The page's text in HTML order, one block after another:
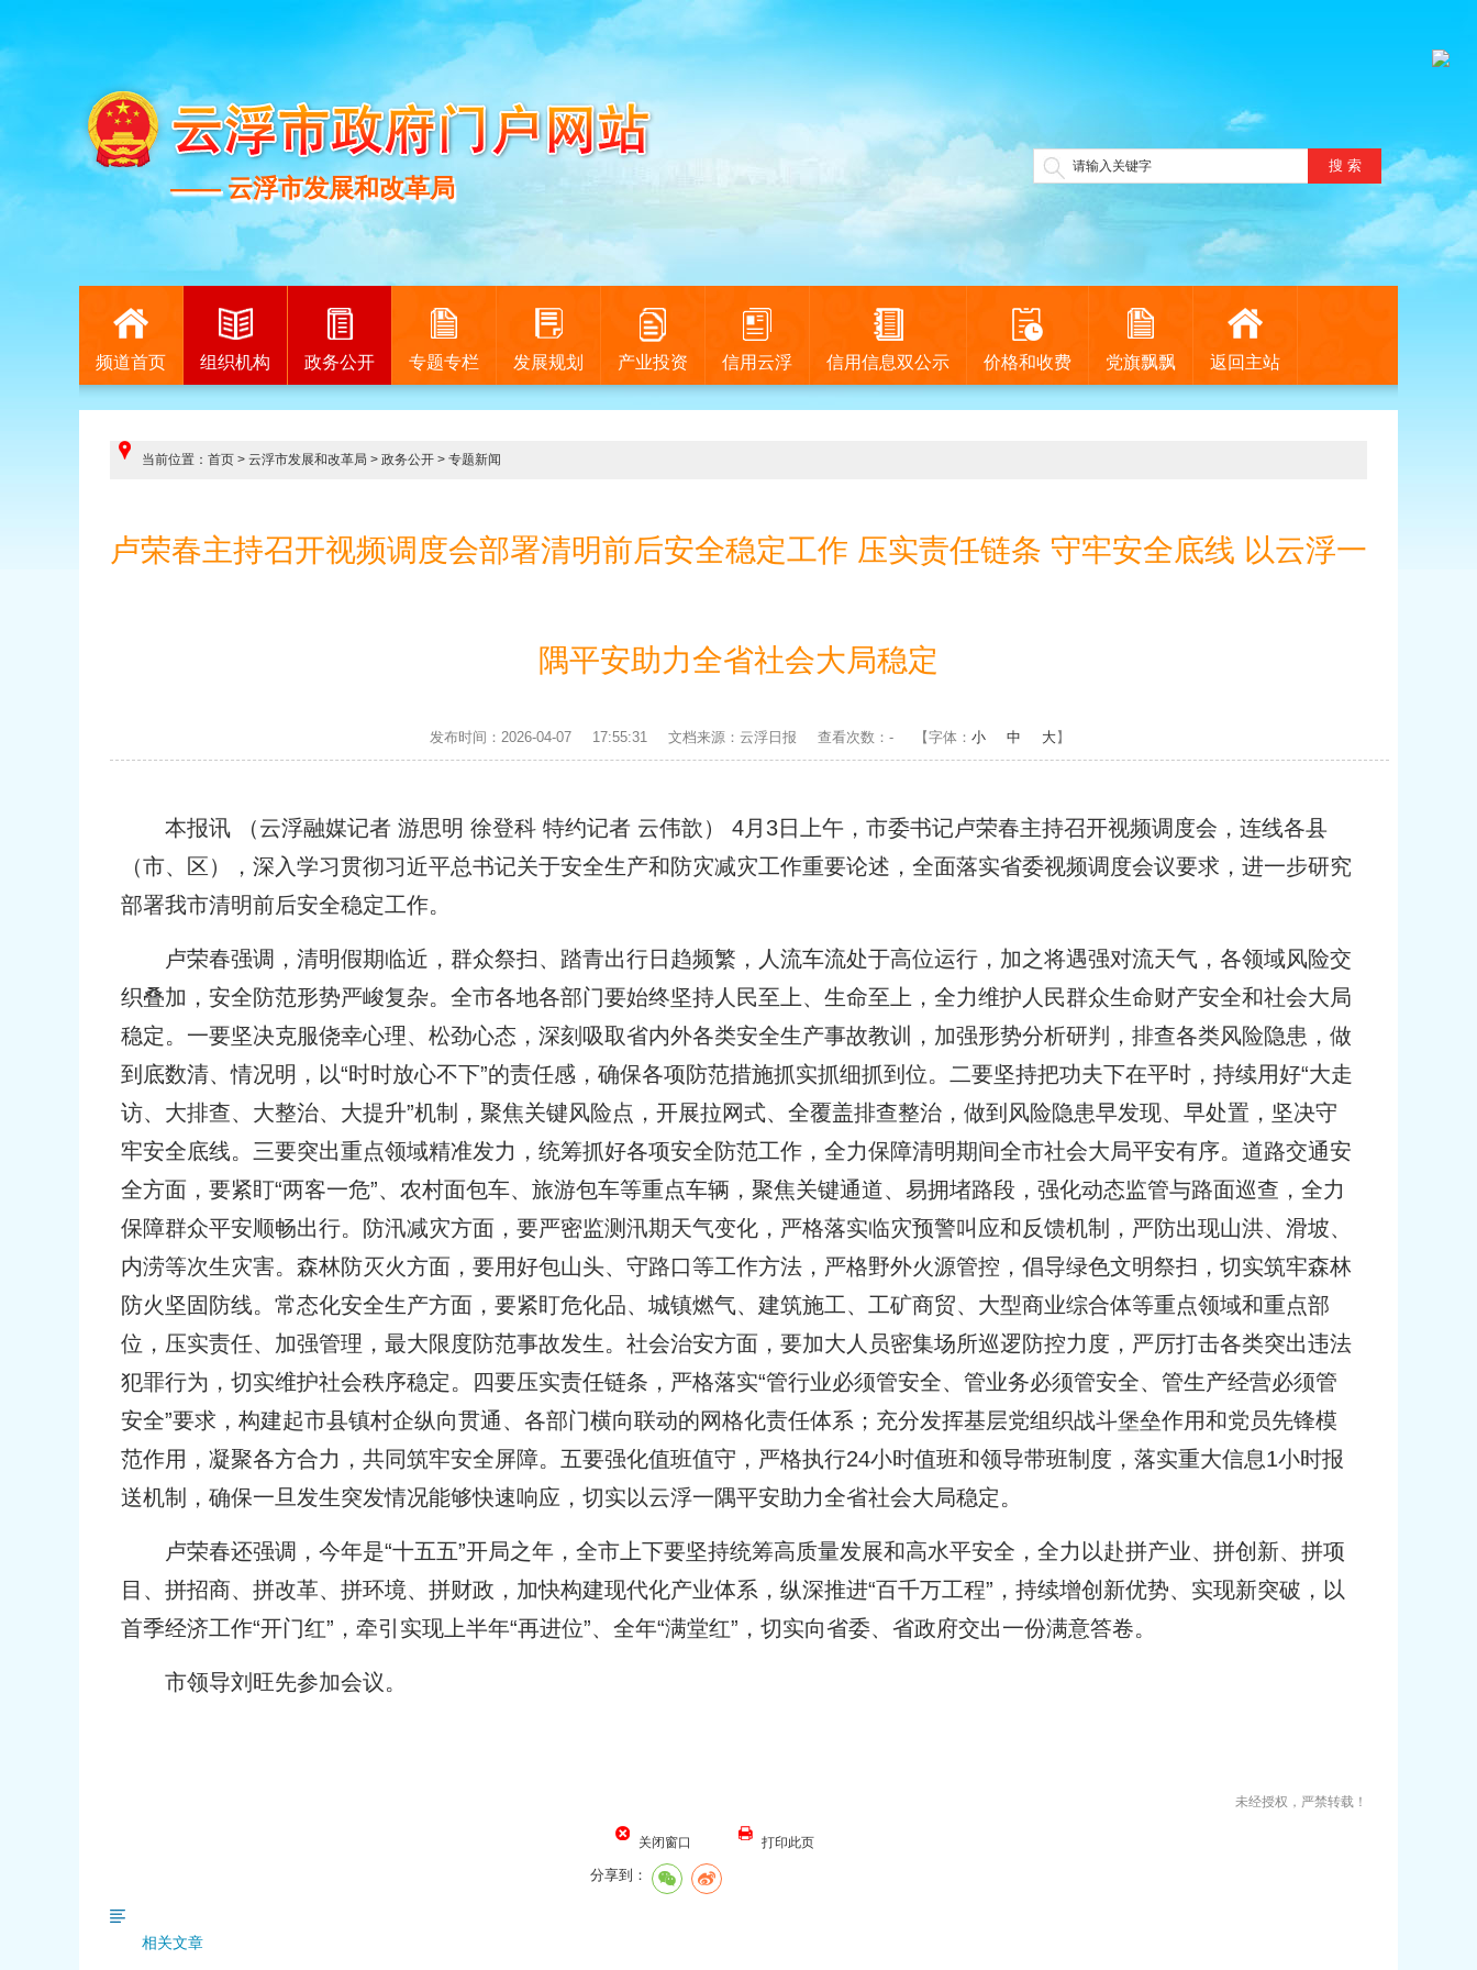
—— 云浮市发展和改革局
—— 云浮市发展和改革局
搜 索
频道首页 组织机构 政务公开 专题专栏 发展规划 产业投资 信用云浮 信用信息双公示 价格和收费 党旗飘飘 返回主站
当前位置： 首页 > 云浮市发展和改革局 > 政务公开 > 专题新闻
卢荣春主持召开视频调度会部署清明前后安全稳定工作 压实责任链条 守牢安全底线 以云浮一
隅平安助力全省社会大局稳定
发布时间：2026-04-07 17:55:31 文档来源：云浮日报 查看次数： -【字体： 小 中 大】
本报讯 （云浮融媒记者 游思明 徐登科 特约记者 云伟歆） 4月3日上午，市委书记卢荣春主持召开视频调度会，连线各县
（市、区），深入学习贯彻习近平总书记关于安全生产和防灾减灾工作重要论述，全面落实省委视频调度会议要求，进一步研究
部署我市清明前后安全稳定工作。
卢荣春强调，清明假期临近，群众祭扫、踏青出行日趋频繁，人流车流处于高位运行，加之将遇强对流天气，各领域风险交
织叠加，安全防范形势严峻复杂。全市各地各部门要始终坚持人民至上、生命至上，全力维护人民群众生命财产安全和社会大局
稳定。一要坚决克服侥幸心理、松劲心态，深刻吸取省内外各类安全生产事故教训，加强形势分析研判，排查各类风险隐患，做
到底数清、情况明，以“时时放心不下”的责任感，确保各项防范措施抓实抓细抓到位。二要坚持把功夫下在平时，持续用好“大走
访、大排查、大整治、大提升”机制，聚焦关键风险点，开展拉网式、全覆盖排查整治，做到风险隐患早发现、早处置，坚决守
牢安全底线。三要突出重点领域精准发力，统筹抓好各项安全防范工作，全力保障清明期间全市社会大局平安有序。道路交通安
全方面，要紧盯“两客一危”、农村面包车、旅游包车等重点车辆，聚焦关键通道、易拥堵路段，强化动态监管与路面巡查，全力
保障群众平安顺畅出行。防汛减灾方面，要严密监测汛期天气变化，严格落实临灾预警叫应和反馈机制，严防出现山洪、滑坡、
内涝等次生灾害。森林防灭火方面，要用好包山头、守路口等工作方法，严格野外火源管控，倡导绿色文明祭扫，切实筑牢森林
防火坚固防线。常态化安全生产方面，要紧盯危化品、城镇燃气、建筑施工、工矿商贸、大型商业综合体等重点领域和重点部
位，压实责任、加强管理，最大限度防范事故发生。社会治安方面，要加大人员密集场所巡逻防控力度，严厉打击各类突出违法
犯罪行为，切实维护社会秩序稳定。四要压实责任链条，严格落实“管行业必须管安全、管业务必须管安全、管生产经营必须管
安全”要求，构建起市县镇村企纵向贯通、各部门横向联动的网格化责任体系；充分发挥基层党组织战斗堡垒作用和党员先锋模
范作用，凝聚各方合力，共同筑牢安全屏障。五要强化值班值守，严格执行24小时值班和领导带班制度，落实重大信息1小时报
送机制，确保一旦发生突发情况能够快速响应，切实以云浮一隅平安助力全省社会大局稳定。
卢荣春还强调，今年是“十五五”开局之年，全市上下要坚持统筹高质量发展和高水平安全，全力以赴拼产业、拼创新、拼项
目、拼招商、拼改革、拼环境、拼财政，加快构建现代化产业体系，纵深推进“百千万工程”，持续增创新优势、实现新突破，以
首季经济工作“开门红”，牵引实现上半年“再进位”、全年“满堂红”，切实向省委、省政府交出一份满意答卷。
市领导刘旺先参加会议。
未经授权，严禁转载！
关闭窗口 打印此页
分享到：
相关文章